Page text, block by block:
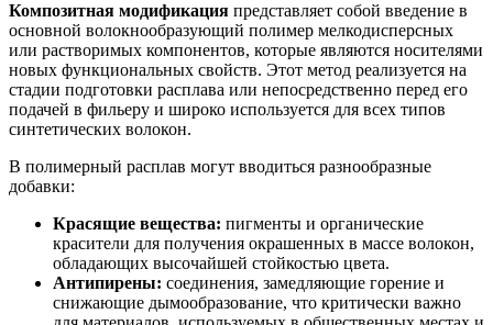
Композитная модификация представляет собой введение в
основной волокнообразующий полимер мелкодисперсных
или растворимых компонентов, которые являются носителями
новых функциональных свойств. Этот метод реализуется на
стадии подготовки расплава или непосредственно перед его
подачей в фильеру и широко используется для всех типов
синтетических волокон.
В полимерный расплав могут вводиться разнообразные
добавки:
Красящие вещества: пигменты и органические
красители для получения окрашенных в массе волокон,
обладающих высочайшей стойкостью цвета.
Антипирены: соединения, замедляющие горение и
снижающие дымообразование, что критически важно